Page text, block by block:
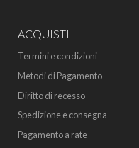
ACQUISTI
Termini e condizioni
Metodi di Pagamento
Diritto di recesso
Spedizione e consegna
Pagamento a rate